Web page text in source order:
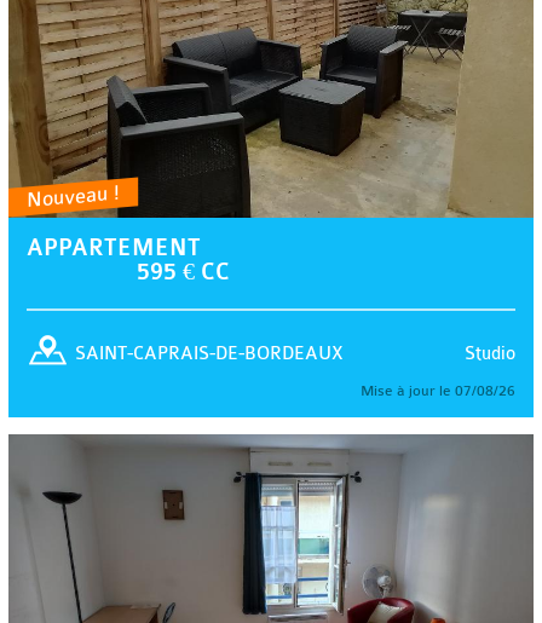
Nouveau !
APPARTEMENT
595 € CC
Studio
SAINT-CAPRAIS-DE-BORDEAUX
Mise à jour le 07/08/26